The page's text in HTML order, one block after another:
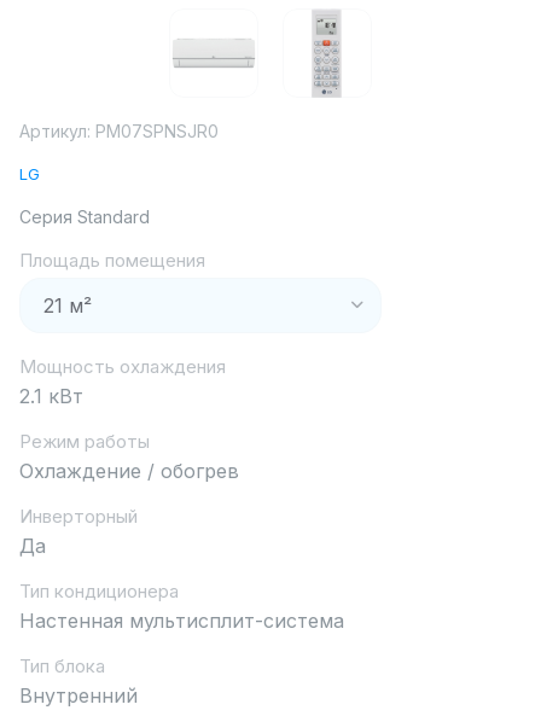
Артикул: PM07SPNSJR0
LG
Серия Standard
Площадь помещения
Мощность охлаждения
2.1 кВт
Режим работы
Охлаждение / обогрев
Инверторный
Да
Тип кондиционера
Настенная мультисплит-система
Тип блока
Внутренний